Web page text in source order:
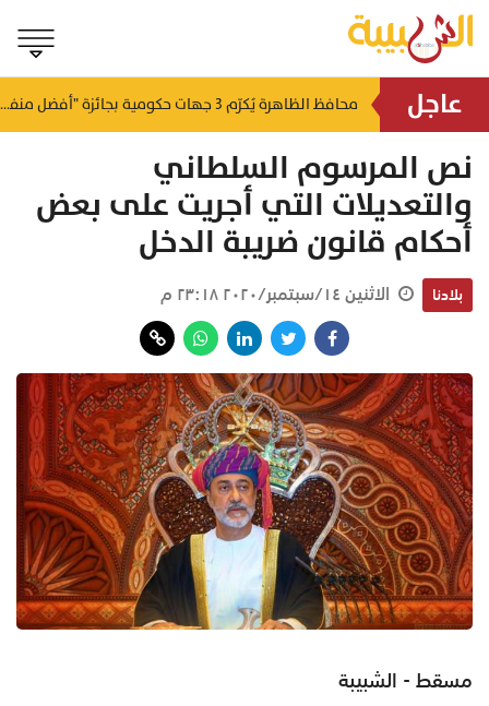
عاجل
منذ ١٤ ساعة منذ ١٤ ساعة محافظ الظاهرة يُكرّم 3 جهات حكومية بجائزة "أفضل منفذ تقديم خدمة" لعام 2025
نص المرسوم السلطاني
والتعديلات التي أجريت على بعض
أحكام قانون ضريبة الدخل
بلادنا الاثنين ١٤/سبتمبر/٢٠٢٠ ٢٣:١٨ م
مسقط - الشبيبة